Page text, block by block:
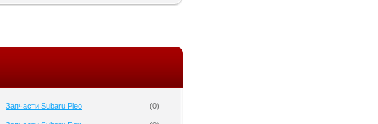
Запчасти Subaru Pleo (0)